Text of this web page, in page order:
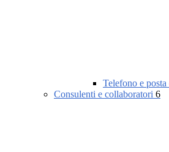
Telefono e posta
Consulenti e collaboratori 6